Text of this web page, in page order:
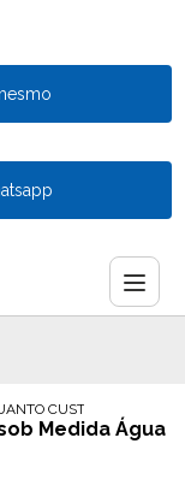
SOB MEDIDA
CUSTA CORTINA
Medida Água